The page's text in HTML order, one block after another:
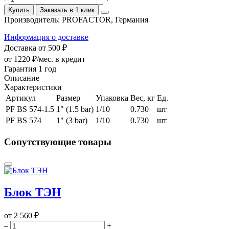
Купить Заказать в 1 клик
Производитель: PROFACTOR, Германия
Информация о доставке
Доставка от 500 ₽
от 1220 ₽/мес. в кредит
Гарантия 1 год
Описание
Характеристики
Артикул
Размер Упаковка Вес, кг Ед.
PF BS 574-1.5 1" (1.5 bar) 1/10 0.730
шт
PF BS 574
1" (3 bar) 1/10 0.730 шт
Сопутствующие товары
Блок ТЭН
от 2 560 ₽
–
+